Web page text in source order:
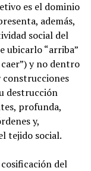
es el dominio
además,
social del
ubicarlo “arriba”
y no dentro
construcciones
destrucción
profunda,
y,
tejido social.
del